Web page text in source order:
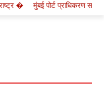
पोर्ट प्राधिकरण सब सेक्शन लीडर